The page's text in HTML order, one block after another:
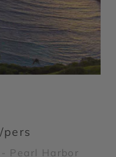
/pers
Pearl Harbor